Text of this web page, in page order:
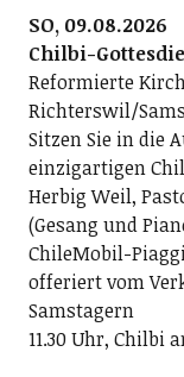
SO, 09.08.2026
Chilbi-
Reformierte
Richterswil/
Sitzen Sie in die
einzigartigen
Herbig Weil,
(Gesang und
ChileMobil-
offeriert vom
Samstagern
11.30 Uhr, Chilbi